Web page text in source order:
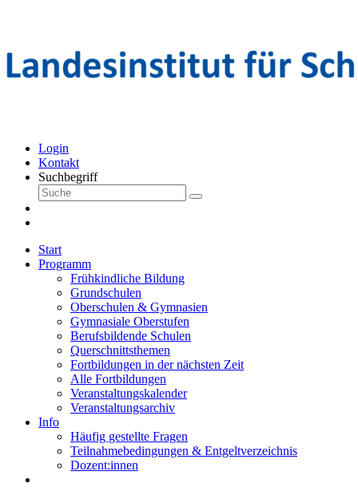
Login
Kontakt
Suchbegriff
Start
Programm
Frühkindliche Bildung
Grundschulen
Oberschulen & Gymnasien
Gymnasiale Oberstufen
Berufsbildende Schulen
Querschnittsthemen
Fortbildungen in der nächsten Zeit
Alle Fortbildungen
Veranstaltungskalender
Veranstaltungsarchiv
Info
Häufig gestellte Fragen
Teilnahmebedingungen & Entgeltverzeichnis
Dozent:innen